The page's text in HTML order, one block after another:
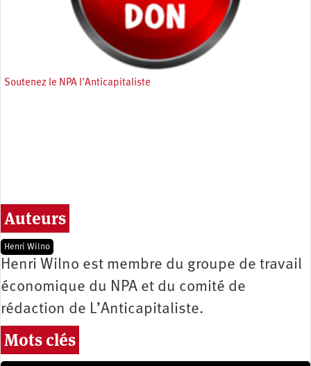
Soutenez le NPA l'Anticapitaliste
Auteurs
Henri Wilno
Henri Wilno est membre du groupe de travail
économique du NPA et du comité de
rédaction de L’Anticapitaliste.
Mots clés